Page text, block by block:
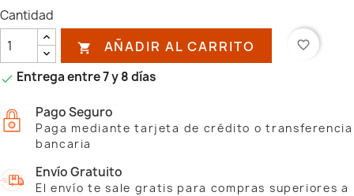
Cantidad
 AÑADIR AL CARRITO favorite_border
 Entrega entre 7 y 8 días
Pago Seguro
Paga mediante tarjeta de crédito o transferencia
bancaria
Envío Gratuito
El envío te sale gratis para compras superiores a